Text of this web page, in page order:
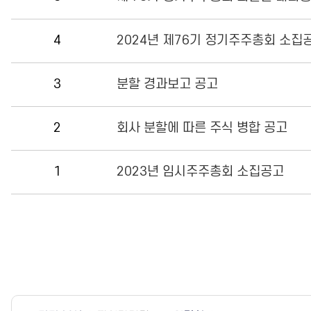
4 2024년 제76기 정기주주총회 소집
3 분할 경과보고 공고
2 회사 분할에 따른 주식 병합 공고
1 2023년 임시주주총회 소집공고